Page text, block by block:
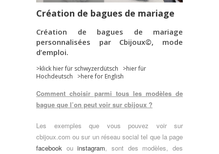
Création de bagues de mariage
Création de bagues de mariage
personnalisées par Cbijoux©, mode
d’emploi.
>klick hier für schwyzerdütsch >hier für
Hochdeutsch >here for English
Comment choisir parmi tous les modèles de
bague que l’on peut voir sur cbijoux ?
Les exemples que vous pouvez voir sur
cbijoux.com ou sur un réseau social tel que la page
facebook ouinstagram, sont des modèles, des